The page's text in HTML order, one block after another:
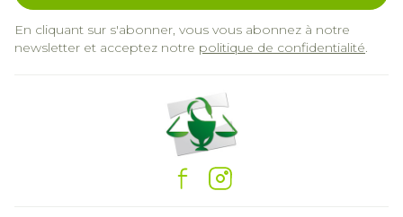
En cliquant sur s'abonner, vous vous abonnez à notre
newsletter et acceptez notre politique de confidentialité.